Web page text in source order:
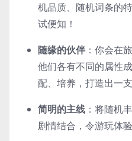
机品质、随机词条的
试便知！
随缘的伙伴 ：你会在
他们各有不同的属性
配、培养，打造出一
简明的主线 ：将随机
剧情结合，令游玩体